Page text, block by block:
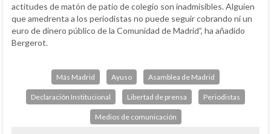
actitudes de matón de patio de colegio son inadmisibles. Alguien
que amedrenta a los periodistas no puede seguir cobrando ni un
euro de dinero público de la Comunidad de Madrid”, ha añadido
Bergerot.
Más Madrid Ayuso Asamblea de Madrid
Declaración Institucional Libertad de prensa Periodistas
Medios de comunicación